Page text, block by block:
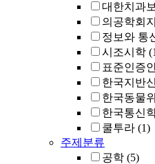
대한치과
의공학회지
정보와 통
시조시학
표준인증
한국지반
한국동물
한국통신
쿨투라 (1)
주제분류
공학 (5)